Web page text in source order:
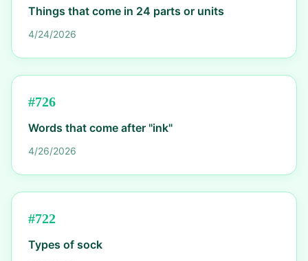
Things that come in 24 parts or units
4/24/2026
#726
Words that come after "ink"
4/26/2026
#722
Types of sock